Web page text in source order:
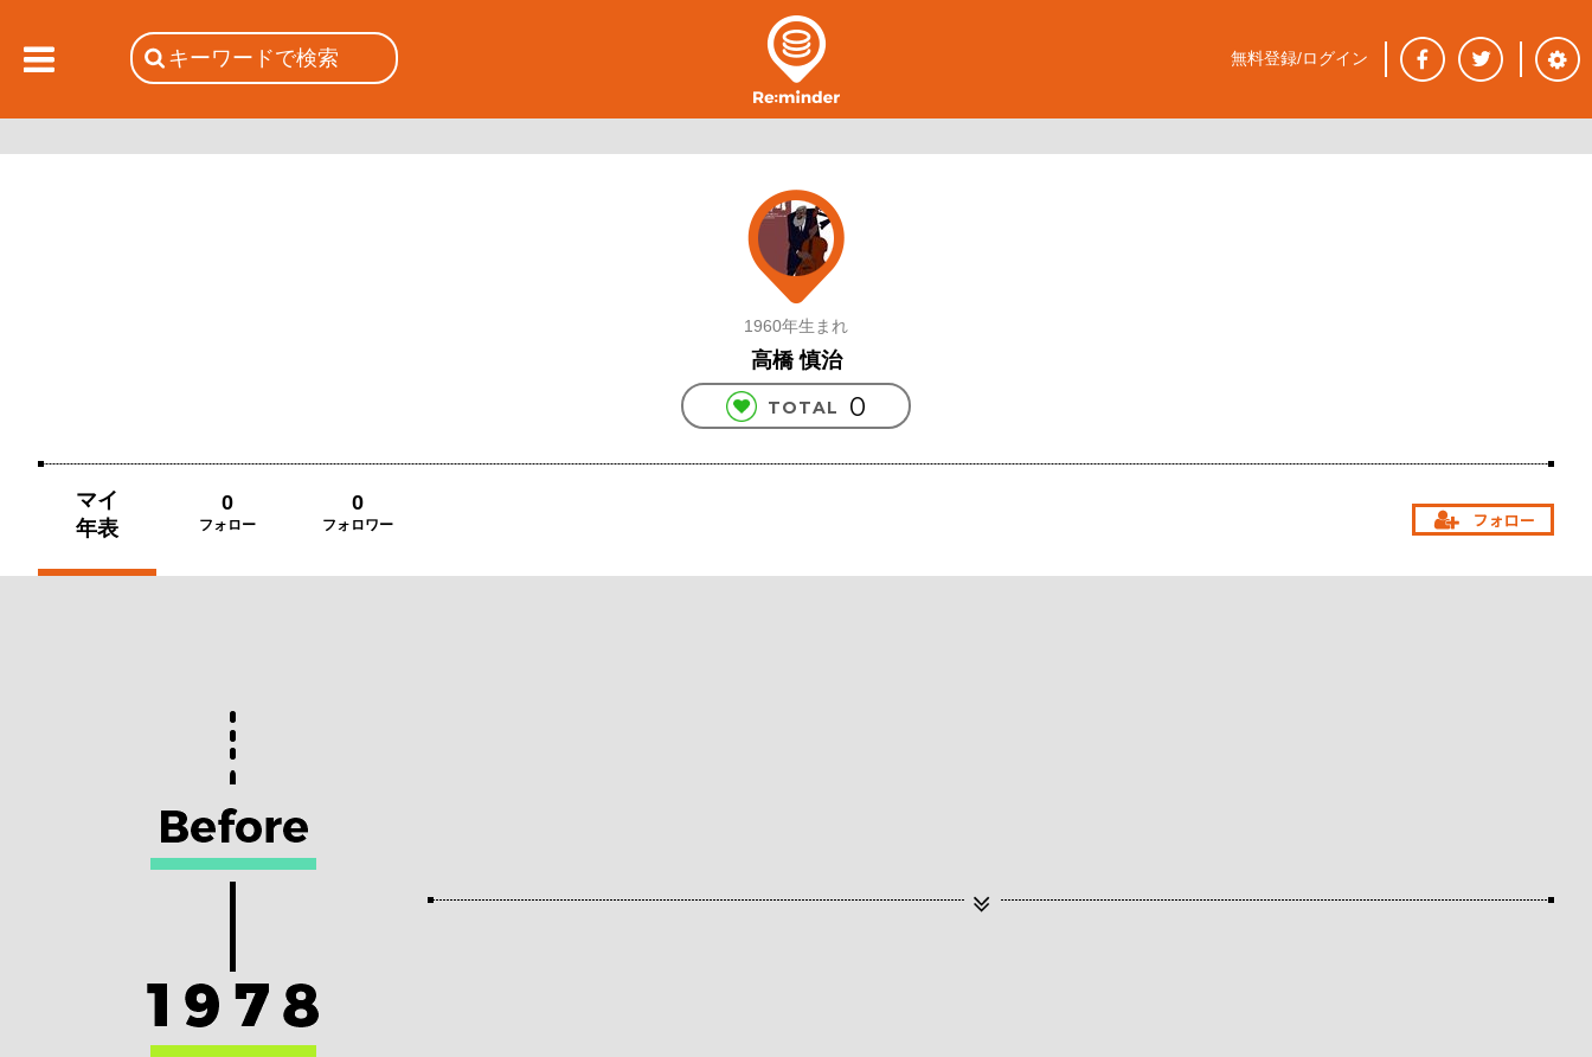
1960年生まれ
高橋 慎治
TOTAL 0
マイ
年表
0
フォロー
0
フォロワー
無料登録/ログイン